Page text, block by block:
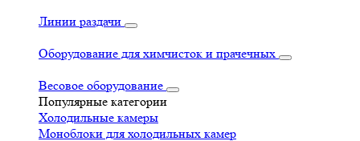
Линии раздачи
Оборудование для химчисток и прачечных
Весовое оборудование
Популярные категории
Холодильные камеры
Моноблоки для холодильных камер